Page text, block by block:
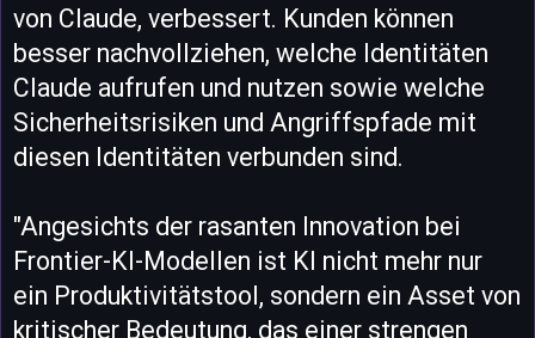
von Claude, verbessert. Kunden können
besser nachvollziehen, welche Identitäten
Claude aufrufen und nutzen sowie welche
Sicherheitsrisiken und Angriffspfade mit
diesen Identitäten verbunden sind.
"Angesichts der rasanten Innovation bei
Frontier-KI-Modellen ist KI nicht mehr nur
ein Produktivitätstool, sondern ein Asset von
kritischer Bedeutung, das einer strengen